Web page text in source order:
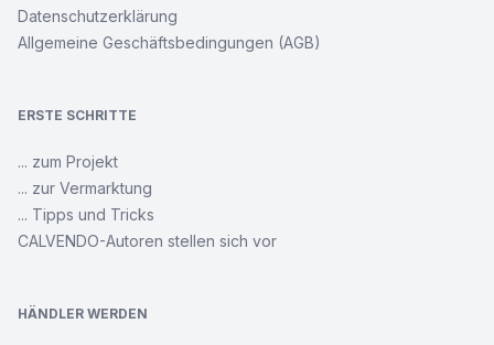
Datenschutzerklärung
Allgemeine Geschäftsbedingungen (AGB)
ERSTE SCHRITTE
... zum Projekt
... zur Vermarktung
... Tipps und Tricks
CALVENDO-Autoren stellen sich vor
HÄNDLER WERDEN